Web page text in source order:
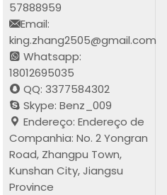
57888959
Email:
king.zhang2505@gmail.com
Whatsapp:
18012695035
QQ: 3377584302
Skype: Benz_009
Endereço: Endereço de
Companhia: No. 2 Yongran
Road, Zhangpu Town,
Kunshan City, Jiangsu
Province